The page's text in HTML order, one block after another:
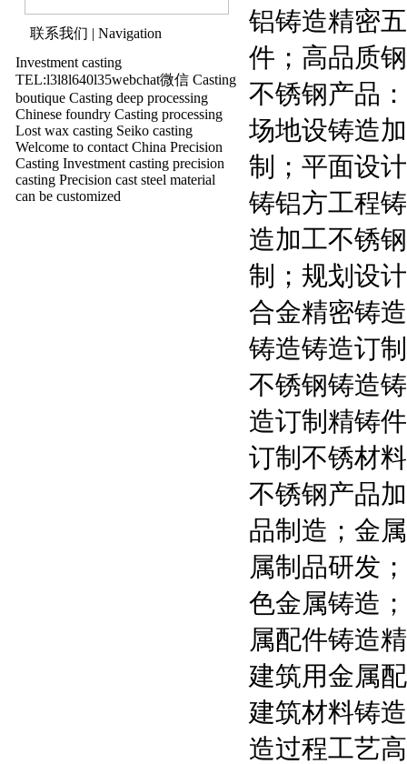
联系我们 | Navigation
Investment casting
TEL:l3l8l640l35webchat微信 Casting
boutique Casting deep processing
Chinese foundry Casting processing
Lost wax casting Seiko casting
Welcome to contact China Precision
Casting Investment casting precision
casting Precision cast steel material
can be customized
铝铸造精密
件；高品质
不锈钢产品
场地设铸造
制；平面设
铸铝方工程
造加工不锈
制；规划设
合金精密铸
铸造铸造订
不锈钢铸造
造订制精铸
订制不锈材
不锈钢产品
品制造；金
属制品研发
色金属铸造
属配件铸造
建筑用金属
建筑材料铸
造过程工艺